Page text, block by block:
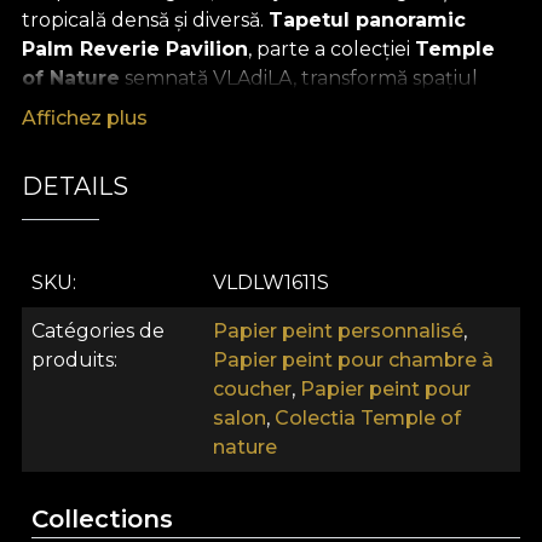
tropicală densă și diversă. Tapetul panoramic
Palm Reverie Pavilion, parte a colecției Temple
of Nature semnată VLAdiLA, transformă spațiul
într-o grădină luxuriantă, unde fiecare detaliu
Vegetație tropicală și compoziție
echilibrată
Compoziția este centrată, dar în același timp
și organică. Palmierii și plantele tropicale
construiesc un cadru exotic, iar florile în nuanțe
vibrante —
roz, galben și violet — adaugă
dinamism și contrast, fără a rupe armonia. Apa
reflectă subtil elementele din jur, amplificând
Paletă cromatică și atmosferă
Affichez plus
DETAILS
SKU VLDLW1611S
Catégories de
produits
Papier peint personnalisé,
Papier peint pour chambre à
coucher, Papier peint pour
salon, Colectia Temple of
nature
Collections